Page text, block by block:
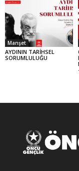
Manşet
AYDININ TARİHSEL
SORUMLULUĞU